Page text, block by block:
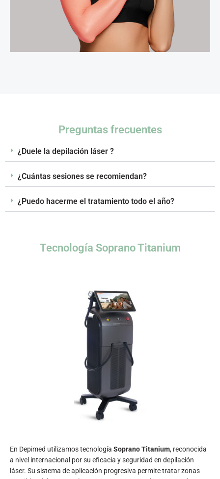
Preguntas frecuentes
¿Duele la depilación láser ?
¿Cuántas sesiones se recomiendan?
¿Puedo hacerme el tratamiento todo el año?
Tecnología Soprano Titanium​
En Depimed utilizamos tecnología Soprano Titanium, reconocida
a nivel internacional por su eficacia y seguridad en depilación
láser. Su sistema de aplicación progresiva permite tratar zonas